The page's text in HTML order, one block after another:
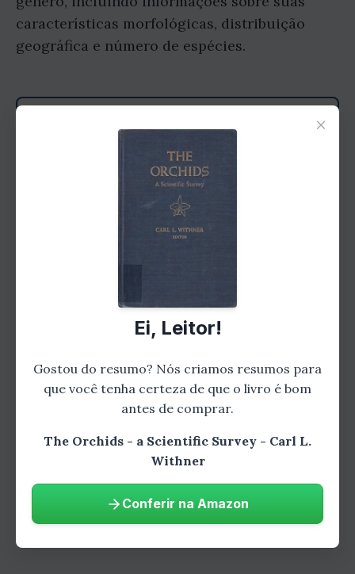
características morfológicas, distribuição
geográfica e número de espécies.
Gostou do resumo? Leia o livro
completo!
Aprofunde-se nesta história
emocionante e descubra todos os
detalhes que fazem desta uma leitura
inesquecível.
Comprar na Amazon
×
Ei, Leitor!
Gostou do resumo? Nós criamos resumos para
que você tenha certeza de que o livro é bom
antes de comprar.
The Orchids - a Scientific Survey - Carl L.
Withner
Conferir na Amazon